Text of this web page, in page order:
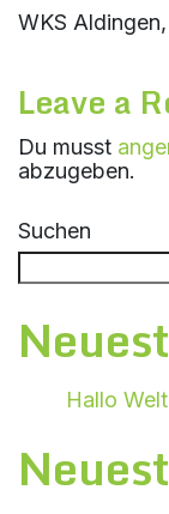
WKS
Leave a
Du musst
abzugeben.
Suchen
Hallo